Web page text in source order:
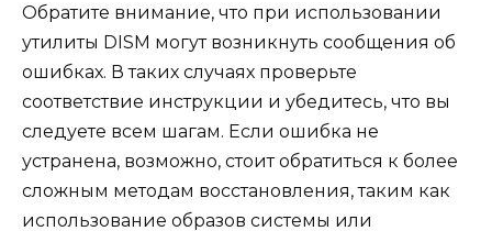
Обратите внимание, что при использовании
утилиты DISM могут возникнуть сообщения об
ошибках. В таких случаях проверьте
соответствие инструкции и убедитесь, что вы
следуете всем шагам. Если ошибка не
устранена, возможно, стоит обратиться к более
сложным методам восстановления, таким как
использование образов системы или